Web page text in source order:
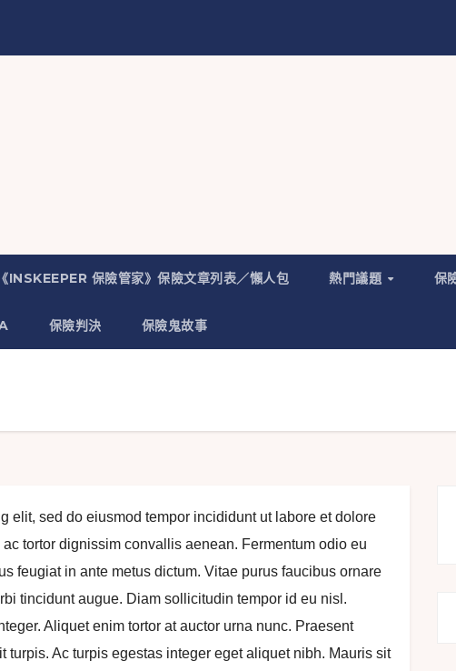
《INSKEEPER 保險管家》保險文章列表／懶人包 熱門議題 保
保險判決 保險鬼故事
elit, sed do eiusmod tempor incididunt ut labore et dolore
tortor dignissim convallis aenean. Fermentum odio eu
feugiat in ante metus dictum. Vitae purus faucibus ornare
tincidunt augue. Diam sollicitudin tempor id eu nisl.
Aliquet enim tortor at auctor urna nunc. Praesent
Ac turpis egestas integer eget aliquet nibh. Mauris sit